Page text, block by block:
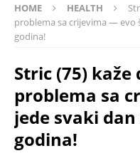
HOME HEALTH
problema sa crijevima — evo
godina!
Stric (75)
problema sa
jede svaki
godina!